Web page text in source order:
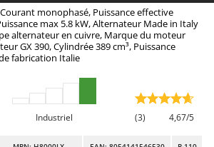
Électriques
sur roues
pour tracteurs
monophasé, Puissance effective
max 5.8 kW, Alternateur Made in Italy
alternateur en cuivre, Marque du moteur
GX 390, Cylindrée 389 cm³, Puissance
fabrication Italie
Industriel (3) 4,67/5